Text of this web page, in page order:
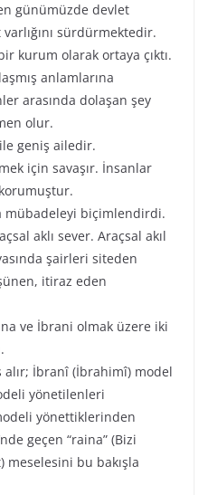
günümüzde devlet
sürdürmektedir.
kurum olarak ortaya çıktı.
anlamlarına
arasında dolaşan şey
olur.
geniş ailedir.
için savaşır. İnsanlar
mübadeleyi biçimlendirdi.
aklı sever. Araçsal akıl
şairleri siteden
itiraz eden
ve İbrani olmak üzere iki
İbranî (İbrahimî) model
yönetilenleri
yönettiklerinden
geçen “raina” (Bizi
meselesini bu bakışla